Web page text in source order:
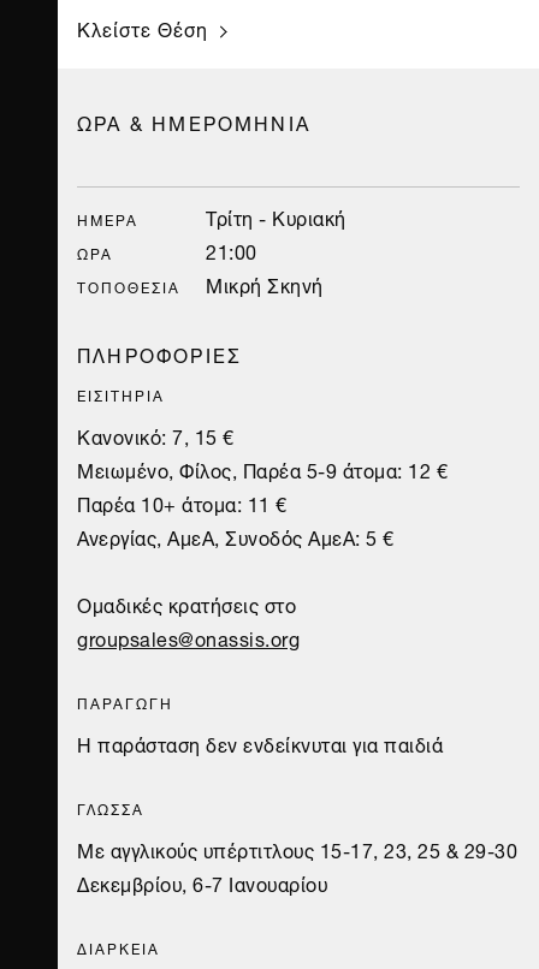
Κλείστε Θέση
ΩΡΑ & ΗΜΕΡΟΜΗΝΙΑ
ΗΜΈΡΑ Τρίτη - Κυριακή
ΏΡΑ 21:00
ΤΟΠΟΘΕΣΊΑ
Μικρή Σκηνή
ΠΛΗΡΟΦΟΡΙΕΣ
ΕΙΣΙΤΗΡΙΑ
Κανονικό: 7, 15 €
Μειωμένο, Φίλος, Παρέα 5-9 άτομα: 12 €
Παρέα 10+ άτομα: 11 €
Ανεργίας, ΑμεΑ, Συνοδός ΑμεΑ: 5 €
Ομαδικές κρατήσεις στο
groupsales@onassis.org
ΠΑΡΑΓΩΓΗ
Η παράσταση δεν ενδείκνυται για παιδιά
ΓΛΩΣΣΑ
Με αγγλικούς υπέρτιτλους 15-17, 23, 25 & 29-30
Δεκεμβρίου, 6-7 Ιανουαρίου
ΔΙΑΡΚΕΙΑ